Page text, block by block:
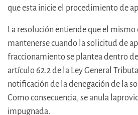
que esta inicie el procedimiento de
La resolución entiende que el
mantenerse cuando la solicitud de
fraccionamiento se plantea dentro
artículo 62.2 de la Ley General
notificación de la denegación de la
Como consecuencia, se anula
impugnada.